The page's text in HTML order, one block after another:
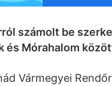
számolt be
és Mórahalom
Vármegyei